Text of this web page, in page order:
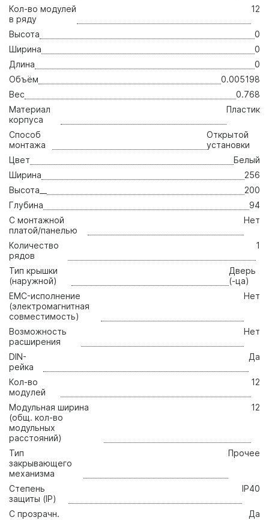
Кол-во модулей
в ряду
12
Высота
0
Ширина
0
Длина
0
Объём
0.005198
Вес
0.768
Материал
корпуса
Пластик
Способ
монтажа
Открытой
установки
Цвет
Белый
Ширина
256
Высота__
200
Глубина
94
С монтажной
платой/панелью
Нет
Количество
рядов
1
Тип крышки
(наружной)
Дверь
(-ца)
EMC-исполнение
(электромагнитная
совместимость)
Нет
Возможность
расширения
Нет
DIN-
рейка
Да
Кол-во
модyлeй
12
Модульная ширина
(общ. кол-во
модульных
расстояний)
12
Тип
закрывающего
механизма
Прочее
Степень
защиты (IP)
IP40
С прозрачн.
Да